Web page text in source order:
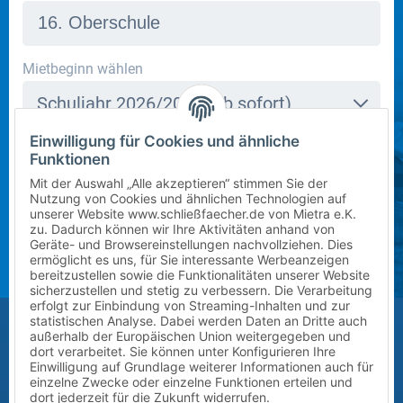
In dieser Schule stehen derzeit leider keine Schließfächer
zur Verfügung. Bitte kontaktieren Sie uns per E-Mail
aninfo@mietra.de.
Mietbeginn wählen
Schuljahr 2026/2027 (ab sofort)
Klasse wählen
Bitte wählen Sie die korrekte Klassenstufe im
kommenden Schuljahr.
5
Zusatz (Klasse a, b, c) wählen
?
Größe des Kindes (Erreichbarkeit des Schließfachs)
Bitte auswählen
Vor-/Nachname des Kindes
Einwilligung für Cookies und ähnliche
Funktionen
Mit der Auswahl „Alle akzeptieren“ stimmen Sie der
Nutzung von Cookies und ähnlichen Technologien auf
unserer Website www.schließfaecher.de von Mietra e.K.
zu. Dadurch können wir Ihre Aktivitäten anhand von
Geräte- und Browsereinstellungen nachvollziehen. Dies
ermöglicht es uns, für Sie interessante Werbeanzeigen
bereitzustellen sowie die Funktionalitäten unserer Website
sicherzustellen und stetig zu verbessern. Die Verarbeitung
erfolgt zur Einbindung von Streaming-Inhalten und zur
statistischen Analyse. Dabei werden Daten an Dritte auch
außerhalb der Europäischen Union weitergegeben und
dort verarbeitet. Sie können unter Konfigurieren Ihre
Einwilligung auf Grundlage weiterer Informationen auch für
einzelne Zwecke oder einzelne Funktionen erteilen und
dort jederzeit für die Zukunft widerrufen.